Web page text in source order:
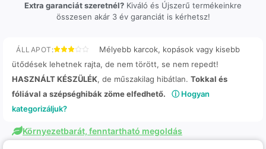
Extra garanciát szeretnél? Kiváló és Újszerű termékeinkre
összesen akár 3 év garanciát is kérhetsz!
ÁLLAPOT:
Mélyebb karcok, kopások vagy kisebb
ütődések lehetnek rajta, de nem törött, se nem repedt!
HASZNÁLT KÉSZÜLÉK, de műszakilag hibátlan. Tokkal és
fóliával a szépséghibák zöme elfedhető.
ⓘ Hogyan
kategorizáljuk?
Környezetbarát, fenntartható megoldás